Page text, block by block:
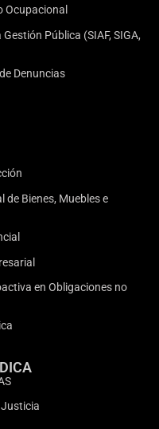
Ocupacional
Pública (SIAF, SIGA,
Denuncias
de Bienes, Muebles e
en Obligaciones no